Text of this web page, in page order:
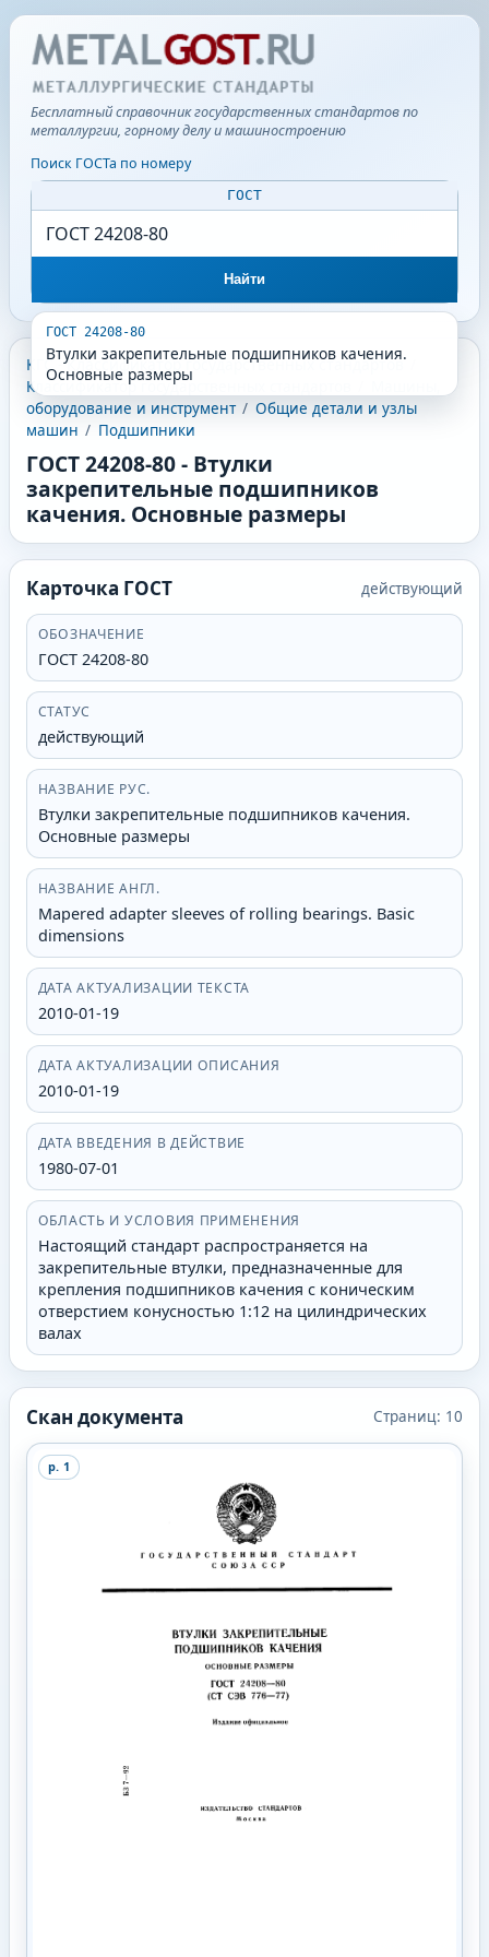
Бесплатный справочник государственных стандартов по
металлургии, горному делу и машиностроению
Поиск ГОСТа по номеру
ГОСТ
Найти
ГОСТ 24208-80
Втулки закрепительные подшипников качения.
Основные размеры
КГС - Классификатор государственных стандартов
Классификатор государственных стандартов
оборудование и инструмент / Общие детали и узлы
машин / Подшипники
ГОСТ 24208-80- Втулки
закрепительные подшипников
качения. Основные размеры
Карточка ГОСТ действующий
ОБОЗНАЧЕНИЕ
ГОСТ 24208-80
СТАТУС
действующий
НАЗВАНИЕ РУС.
Втулки закрепительные подшипников качения.
Основные размеры
НАЗВАНИЕ АНГЛ.
Mapered adapter sleeves of rolling bearings. Basic
dimensions
ДАТА АКТУАЛИЗАЦИИ ТЕКСТА
2010-01-19
ДАТА АКТУАЛИЗАЦИИ ОПИСАНИЯ
2010-01-19
ДАТА ВВЕДЕНИЯ В ДЕЙСТВИЕ
1980-07-01
ОБЛАСТЬ И УСЛОВИЯ ПРИМЕНЕНИЯ
Настоящий стандарт распространяется на
закрепительные втулки, предназначенные для
крепления подшипников качения с коническим
отверстием конусностью 1:12 на цилиндрических
валах
Скан документа Страниц: 10
p. 1